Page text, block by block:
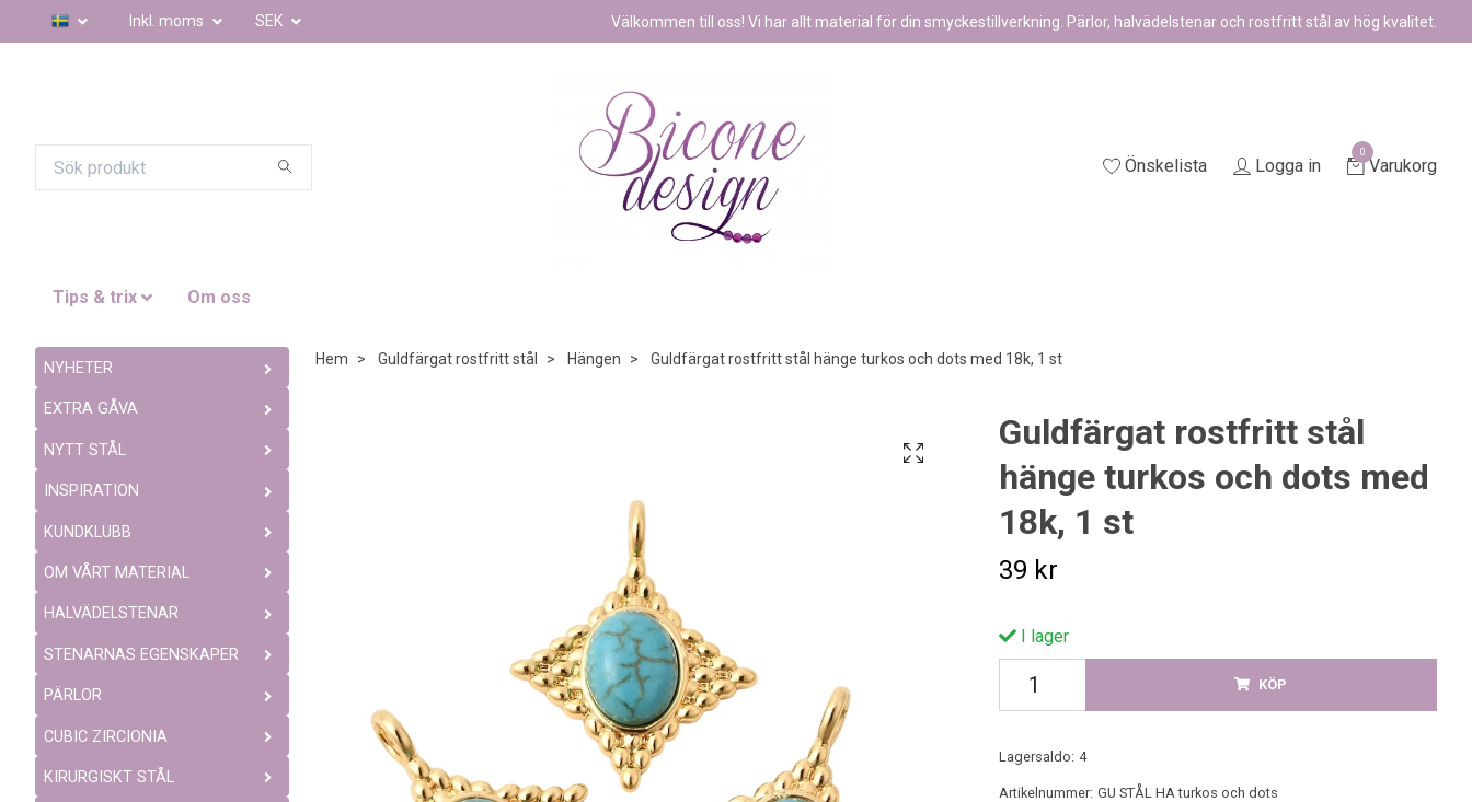
Inkl. moms SEK Välkommen till oss! Vi har allt material för din smyckestillverkning. Pärlor, halvädelstenar och rostfritt stål av hög kvalitet.
Önskelista Logga in
0
Varukorg
Tips & trix Om oss
NYHETER
EXTRA GÅVA
NYTT STÅL
INSPIRATION
KUNDKLUBB
OM VÅRT MATERIAL
HALVÄDELSTENAR
STENARNAS EGENSKAPER
PÄRLOR
CUBIC ZIRCIONIA
KIRURGISKT STÅL
Hem Guldfärgat rostfritt stål Hängen Guldfärgat rostfritt stål hänge turkos och dots med 18k, 1 st
Guldfärgat rostfritt stål
hänge turkos och dots med
18k, 1 st
39 kr
I lager
KÖP
Lagersaldo: 4
Artikelnummer: GU STÅL HA turkos och dots